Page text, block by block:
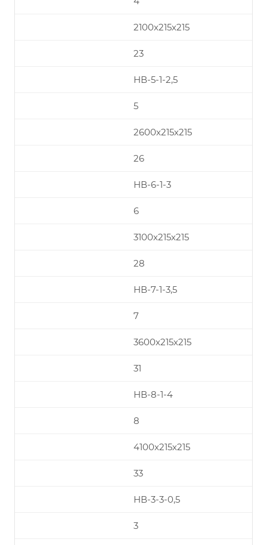
2100х215х215
23
НВ-5-1-2,5
5
2600х215х215
26
НВ-6-1-3
6
3100х215х215
28
НВ-7-1-3,5
7
3600х215х215
31
НВ-8-1-4
8
4100х215х215
33
НВ-3-3-0,5
3